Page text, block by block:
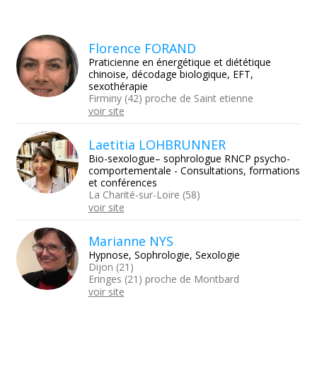
Florence FORAND
Praticienne en énergétique et diététique
chinoise, décodage biologique, EFT,
sexothérapie
Firminy (42) proche de Saint etienne
voir site
Laetitia LOHBRUNNER
Bio-sexologue– sophrologue RNCP psycho-
comportementale - Consultations, formations
et conférences
La Charité-sur-Loire (58)
voir site
Marianne NYS
Hypnose, Sophrologie, Sexologie
Dijon (21)
Eringes (21) proche de Montbard
voir site